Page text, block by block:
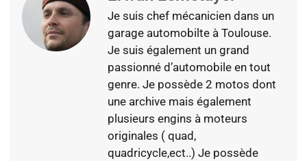
Je suis chef mécanicien dans un
garage automobilte à Toulouse.
Je suis également un grand
passionné d’automobile en tout
genre. Je possède 2 motos dont
une archive mais également
plusieurs engins à moteurs
originales ( quad,
quadricycle,ect..) Je possède